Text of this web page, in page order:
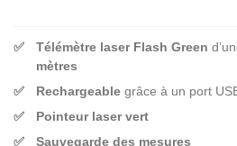
Télémètre laser Flash Green
mètres
Rechargeable grâce à un port
Pointeur laser vert
Sauvegarde des mesures